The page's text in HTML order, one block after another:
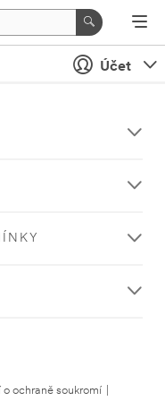
Účet
o ochraně soukromí